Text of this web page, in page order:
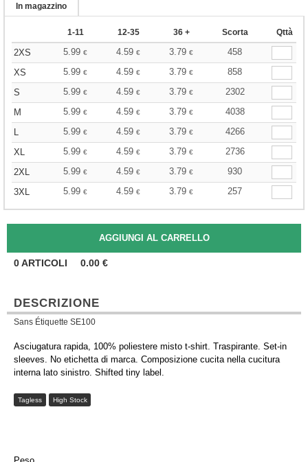
In magazzino
1-11 12-35 36 + Scorta Qttà
2XS 5.99 € 4.59 € 3.79 €
458
XS
5.99 € 4.59 € 3.79 €
858
S
5.99 € 4.59 € 3.79 €
2302
M
5.99 € 4.59 € 3.79 €
4038
L
5.99 € 4.59 € 3.79 €
4266
XL
5.99 € 4.59 € 3.79 €
2736
2XL
5.99 € 4.59 € 3.79 €
930
3XL
5.99 € 4.59 € 3.79 € 257
0ARTICOLI 0.00 €
DESCRIZIONE
Sans Étiquette SE100
Asciugatura rapida, 100% poliestere misto t-shirt. Traspirante. Set-in
sleeves. No etichetta di marca. Composizione cucita nella cucitura
interna lato sinistro. Shifted tiny label.
Tagless High Stock